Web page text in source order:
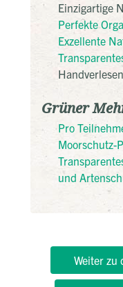
Einzigartige
Perfekte
Exzellente
Grüner
Pro
Moorschutz-
und
Weiter zu